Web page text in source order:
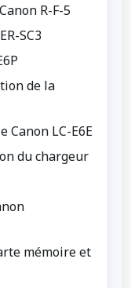
R-F-5
SC3
de la
Canon LC-E6E
du chargeur
mémoire et